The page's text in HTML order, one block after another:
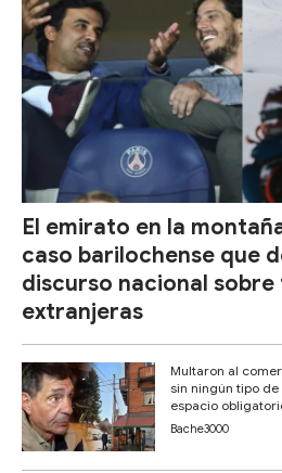
El emirato en la
caso barilochense que
discurso nacional
extranjeras
Multaron al
sin ningún tipo
espacio
Bache3000